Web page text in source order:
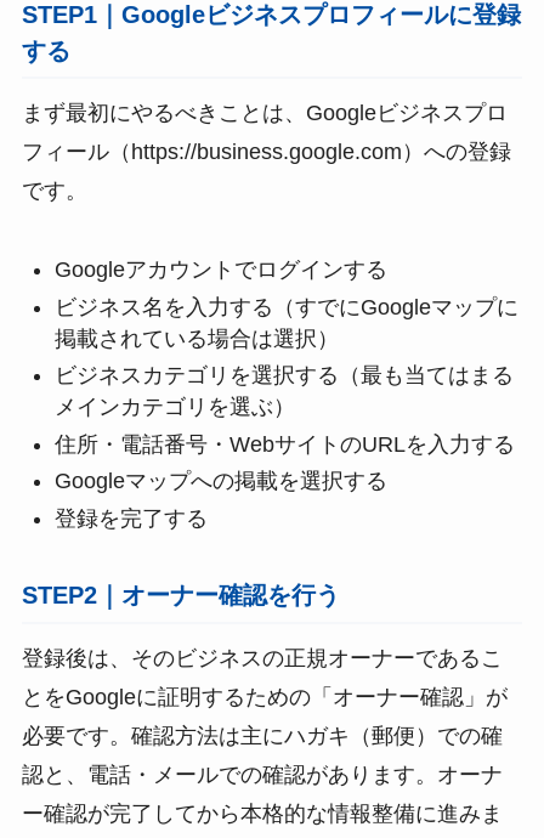
STEP1｜Googleビジネスプロフィールに登録
する
まず最初にやるべきことは、Googleビジネスプロ
フィール（https://business.google.com）への登録
です。
Googleアカウントでログインする
ビジネス名を入力する（すでにGoogleマップに
掲載されている場合は選択）
ビジネスカテゴリを選択する（最も当てはまる
メインカテゴリを選ぶ）
住所・電話番号・WebサイトのURLを入力する
Googleマップへの掲載を選択する
登録を完了する
STEP2｜オーナー確認を行う
登録後は、そのビジネスの正規オーナーであるこ
とをGoogleに証明するための「オーナー確認」が
必要です。確認方法は主にハガキ（郵便）での確
認と、電話・メールでの確認があります。オーナ
ー確認が完了してから本格的な情報整備に進みま